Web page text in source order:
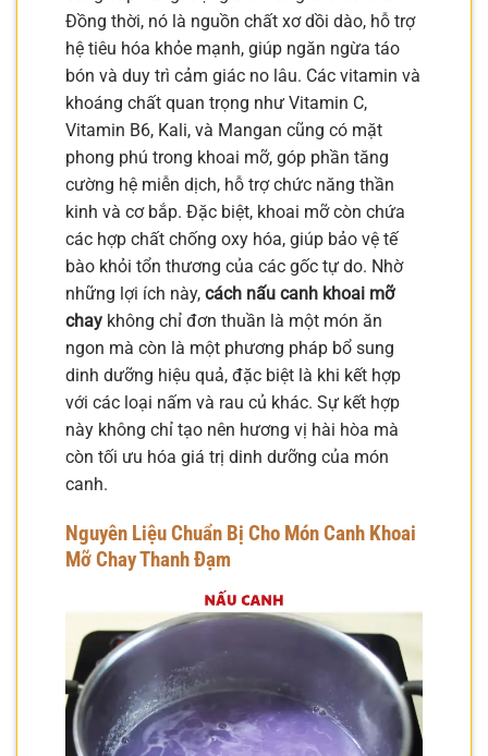
Đồng thời, nó là nguồn chất xơ dồi dào, hỗ trợ
hệ tiêu hóa khỏe mạnh, giúp ngăn ngừa táo
bón và duy trì cảm giác no lâu. Các vitamin và
khoáng chất quan trọng như Vitamin C,
Vitamin B6, Kali, và Mangan cũng có mặt
phong phú trong khoai mỡ, góp phần tăng
cường hệ miễn dịch, hỗ trợ chức năng thần
kinh và cơ bắp. Đặc biệt, khoai mỡ còn chứa
các hợp chất chống oxy hóa, giúp bảo vệ tế
bào khỏi tổn thương của các gốc tự do. Nhờ
những lợi ích này, cách nấu canh khoai mỡ
chay không chỉ đơn thuần là một món ăn
ngon mà còn là một phương pháp bổ sung
dinh dưỡng hiệu quả, đặc biệt là khi kết hợp
với các loại nấm và rau củ khác. Sự kết hợp
này không chỉ tạo nên hương vị hài hòa mà
còn tối ưu hóa giá trị dinh dưỡng của món
canh.
Nguyên Liệu Chuẩn Bị Cho Món Canh Khoai
Mỡ Chay Thanh Đạm